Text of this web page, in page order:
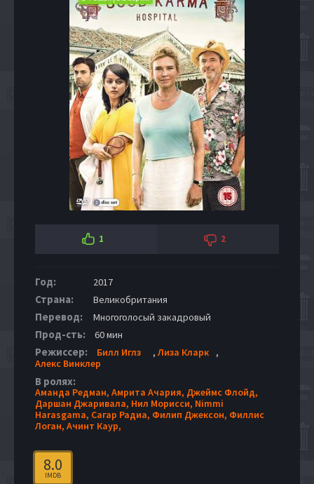
1 2
Год: 2017
Страна: Великобритания
Перевод: Многоголосый закадровый
Прод-сть: 60 мин
Режиссер: Билл Иглз ,Лиза Кларк
,
Алекс Винклер
В ролях:
Аманда Редман, Амрита Ачария, Джеймс Флойд,
Даршан Джаривала, Нил Морисси, Nimmi
Harasgama, Сагар Радиа, Филип Джексон, Филлис
Логан, Ачинт Каур,
8.0
IMDB